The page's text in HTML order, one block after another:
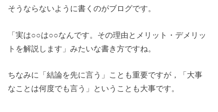
そうならないように書くのがブログです。
「実は○○は○○なんです。その理由とメリット・デメリッ
トを解説します」みたいな書き方ですね。
ちなみに「結論を先に言う」ことも重要ですが，「大事
なことは何度でも言う」ということも大事です。